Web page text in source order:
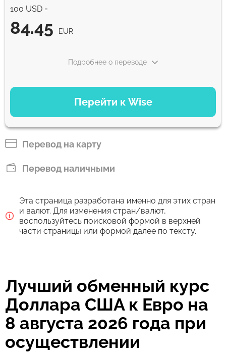
100 USD =
84.45 EUR
Перейти к Wise
Подробнее о переводе
ВАРИАНТЫ ОПЛАТЫ
Оплатить картой
84.45 EUR 2 с
Комиссия Strumok, всегда 0%
Перевод на карту
Перевод наличными
Эта страница разработана именно для этих стран
и валют. Для изменения стран/валют,
воспользуйтесь поисковой формой в верхней
части страницы или формой далее по тексту.
Лучший обменный курс
Доллара США к Евро на
8 августа 2026 года при
осуществлении